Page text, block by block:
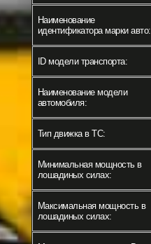
Наименование
идентификатора марки авто:
ID модели транспорта:
Наименование модели
автомобиля:
Тип движка в ТС:
Минимальная мощность в
лошадиных силах:
Максимальная мощность в
лошадиных силах: